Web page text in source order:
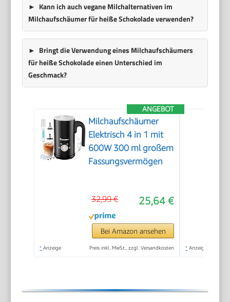
Kann ich auch vegane Milchalternativen im
Milchaufschäumer für heiße Schokolade verwenden?
Bringt die Verwendung eines Milchaufschäumers
für heiße Schokolade einen Unterschied im
Geschmack?
ANGEBOT
Milchaufschäumer
Elektrisch 4 in 1 mit
600W 300 ml großem
Fassungsvermögen
25,64 €
32,99 €
Bei Amazon ansehen
* Anzeige Preis inkl. MwSt., zzgl. Versandkosten * Anzeige